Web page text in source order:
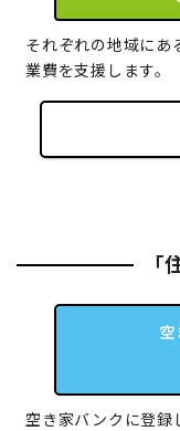
それぞれの地域にあ
業費を支援します。
空き家バンクに登録